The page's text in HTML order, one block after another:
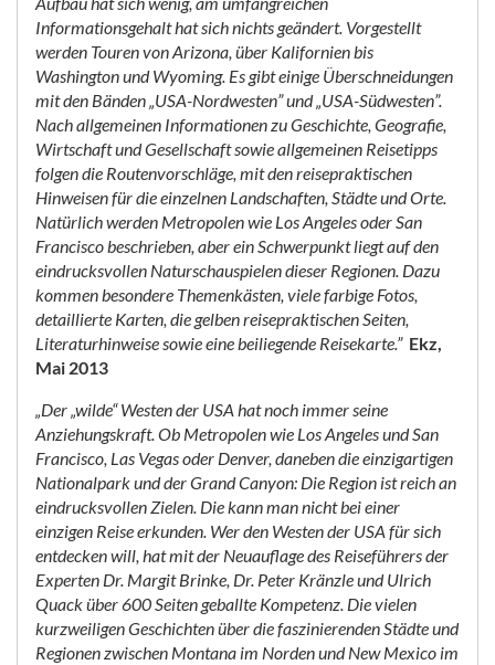
Informationsgehalt hat sich nichts geändert. Vorgestellt
werden Touren von Arizona, über Kalifornien bis
Washington und Wyoming. Es gibt einige Überschneidungen
mit den Bänden „USA-Nordwesten” und „USA-Südwesten”.
Nach allgemeinen Informationen zu Geschichte, Geografie,
Wirtschaft und Gesellschaft sowie allgemeinen Reisetipps
folgen die Routenvorschläge, mit den reisepraktischen
Hinweisen für die einzelnen Landschaften, Städte und Orte.
Natürlich werden Metropolen wie Los Angeles oder San
Francisco beschrieben, aber ein Schwerpunkt liegt auf den
eindrucksvollen Naturschauspielen dieser Regionen. Dazu
kommen besondere Themenkästen, viele farbige Fotos,
detaillierte Karten, die gelben reisepraktischen Seiten,
Literaturhinweise sowie eine beiliegende Reisekarte.” Ekz,
Mai 2013
„Der „wilde“ Westen der USA hat noch immer seine
Anziehungskraft. Ob Metropolen wie Los Angeles und San
Francisco, Las Vegas oder Denver, daneben die einzigartigen
Nationalpark und der Grand Canyon: Die Region ist reich an
eindrucksvollen Zielen. Die kann man nicht bei einer
einzigen Reise erkunden. Wer den Westen der USA für sich
entdecken will, hat mit der Neuauflage des Reiseführers der
Experten Dr. Margit Brinke, Dr. Peter Kränzle und Ulrich
Quack über 600 Seiten geballte Kompetenz. Die vielen
kurzweiligen Geschichten über die faszinierenden Städte und
Regionen zwischen Montana im Norden und New Mexico im